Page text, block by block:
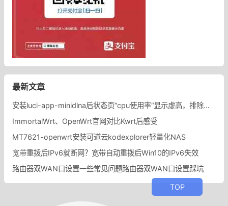
最新文章
安装luci-app-minidlna后状态页“cpu使用率“显示虚高，排除过程记录。
ImmortalWrt、OpenWrt官网对比Kwrt后感受
MT7621-openwrt安装可道云kodexplorer轻量化NAS
宽带重拨后IPv6就断网？宽带自动重拨后Win10的IPv6失效
路由器双WAN口设置一些常见问题路由器双WAN口设置踩坑